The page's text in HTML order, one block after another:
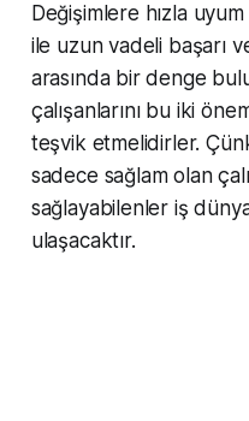
Değişimlere hızla
ile uzun vadeli başarı
arasında bir denge
çalışanlarını bu iki
teşvik etmelidirler.
sadece sağlam olan
sağlayabilenler iş
ulaşacaktır.